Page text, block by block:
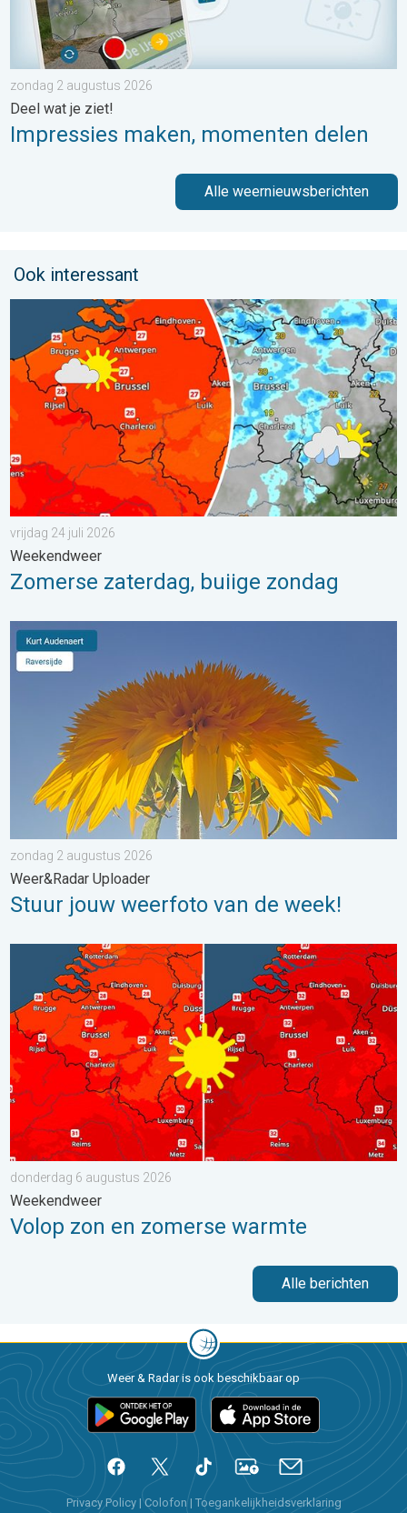
zondag 2 augustus 2026
Deel wat je ziet!
Impressies maken, momenten delen
Alle weernieuwsberichten
Ook interessant
Zomerse zaterdag, buiige zondag. Weekendweer. . . vrijdag
vrijdag 24 juli 2026
Weekendweer
Zomerse zaterdag, buiige zondag
Stuur jouw weerfoto van de week!. Weer&Radar Uploader. . .
zondag 2 augustus 2026
Weer&Radar Uploader
Stuur jouw weerfoto van de week!
Volop zon en zomerse warmte. Weekendweer. . . donderdag
donderdag 6 augustus 2026
Weekendweer
Volop zon en zomerse warmte
Alle berichten
Weer & Radar is ook beschikbaar op
Privacy Policy |Colofon | Toegankelijkheidsverklaring